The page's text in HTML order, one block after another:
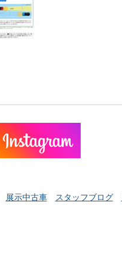
展示中古車 スタッフブログ